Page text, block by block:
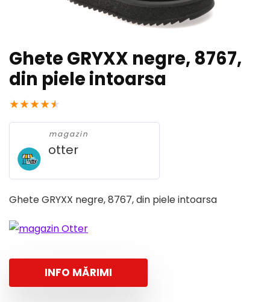
Ghete GRYXX negre, 8767,
din piele intoarsa
★★★★★
magazin
otter
Ghete GRYXX negre, 8767, din piele intoarsa
INFO MĂRIMI